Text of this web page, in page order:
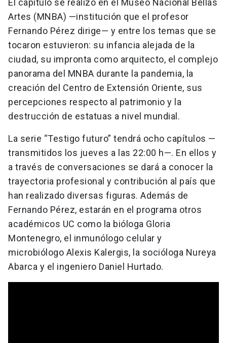
El capítulo se realizó en el Museo Nacional Bellas
Artes (MNBA) —institución que el profesor
Fernando Pérez dirige— y entre los temas que se
tocaron estuvieron: su infancia alejada de la
ciudad, su impronta como arquitecto, el complejo
panorama del MNBA durante la pandemia, la
creación del Centro de Extensión Oriente, sus
percepciones respecto al patrimonio y la
destrucción de estatuas a nivel mundial.
La serie “Testigo futuro” tendrá ocho capítulos —
transmitidos los jueves a las 22:00 h—. En ellos y
a través de conversaciones se dará a conocer la
trayectoria profesional y contribución al país que
han realizado diversas figuras. Además de
Fernando Pérez, estarán en el programa otros
académicos UC como la bióloga Gloria
Montenegro, el inmunólogo celular y
microbiólogo Alexis Kalergis, la socióloga Nureya
Abarca y el ingeniero Daniel Hurtado.